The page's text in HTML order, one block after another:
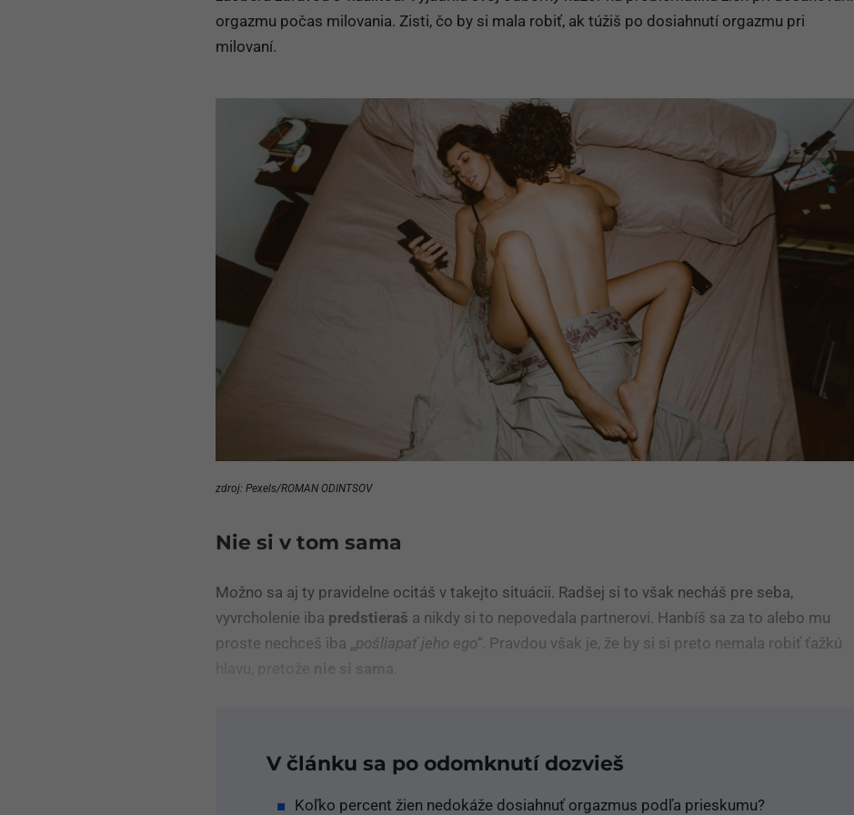
orgazmu počas milovania. Zisti, čo by si mala robiť, ak túžiš po dosiahnutí orgazmu pri
milovaní.
zdroj: Pexels/ROMAN ODINTSOV
Nie si v tom sama
Možno sa aj ty pravidelne ocitáš v takejto situácii. Radšej si to však necháš pre seba,
vyvrcholenie iba predstieraš a nikdy si to nepovedala partnerovi. Hanbíš sa za to alebo mu
proste nechceš iba „pošliapať jeho ego“ . Pravdou však je, že by si si preto nemala robiť ťažkú
V článku sa po odomknutí dozvieš
Koľko percent žien nedokáže dosiahnuť orgazmus podľa prieskumu?